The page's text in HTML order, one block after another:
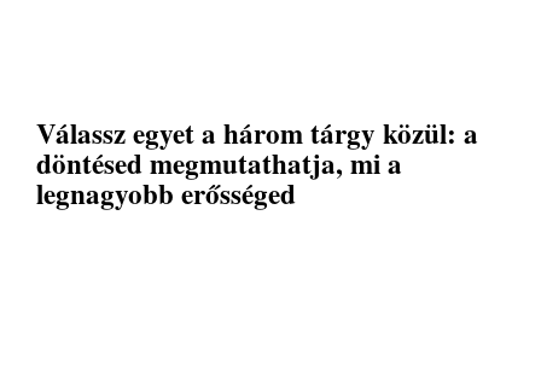
Válassz egyet a három tárgy közül: a
döntésed megmutathatja, mi a
legnagyobb erősséged